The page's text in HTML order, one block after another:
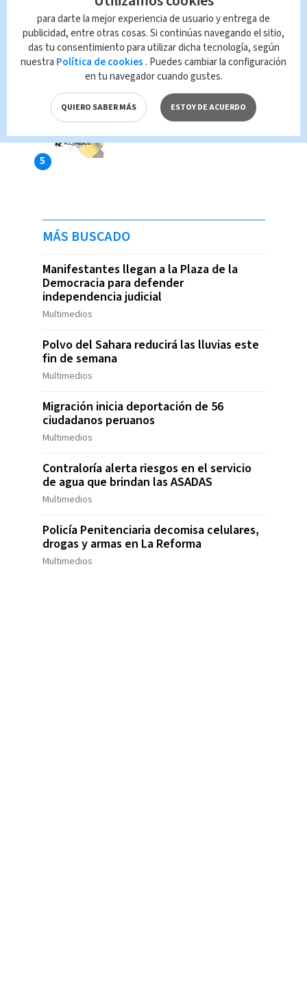
MÁS BUSCADO
Manifestantes llegan a la Plaza de la
Democracia para defender
independencia judicial
Multimedios
Polvo del Sahara reducirá las lluvias este
fin de semana
Multimedios
Migración inicia deportación de 56
ciudadanos peruanos
Multimedios
Contraloría alerta riesgos en el servicio
de agua que brindan las ASADAS
Multimedios
Policía Penitenciaria decomisa celulares,
drogas y armas en La Reforma
Multimedios
para darte la mejor experiencia de usuario y entrega de
publicidad, entre otras cosas. Si continúas navegando el sitio,
das tu consentimiento para utilizar dicha tecnología, según
nuestra Política de cookies . Puedes cambiar la configuración
en tu navegador cuando gustes.
QUIERO SABER MÁS ESTOY DE ACUERDO